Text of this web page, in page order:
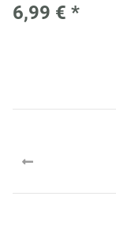
6,99 € *